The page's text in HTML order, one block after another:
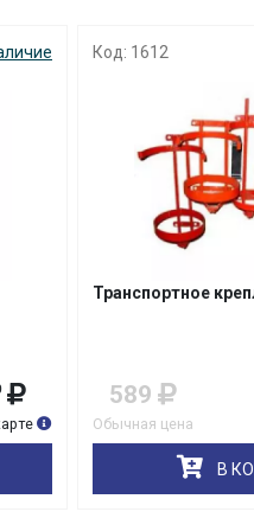
Код: 1612
Транспортное
589
Обычная цена
В